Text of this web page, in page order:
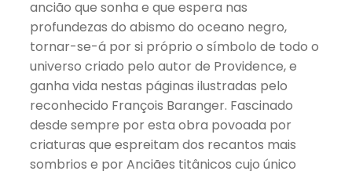
ancião que sonha e que espera nas
profundezas do abismo do oceano negro,
tornar-se-á por si próprio o símbolo de todo o
universo criado pelo autor de Providence, e
ganha vida nestas páginas ilustradas pelo
reconhecido François Baranger. Fascinado
desde sempre por esta obra povoada por
criaturas que espreitam dos recantos mais
sombrios e por Anciães titânicos cujo único